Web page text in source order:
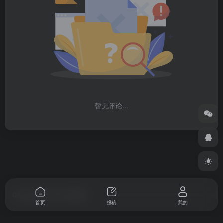
暂无评论...
Copyright © 2026
首页 投稿 我的